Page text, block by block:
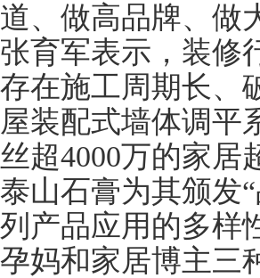
道、做高品牌、做
张育军表示，装修
存在施工周期长、
屋装配式墙体调平
丝超4000万的家居
泰山石膏为其颁发
列产品应用的多样
孕妈和家居博主三